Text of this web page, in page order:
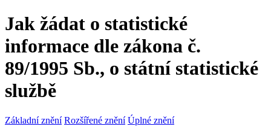
Jak žádat o statistické
informace dle zákona č.
89/1995 Sb., o státní statistické
službě
Základní znění Rozšířené znění Úplné znění